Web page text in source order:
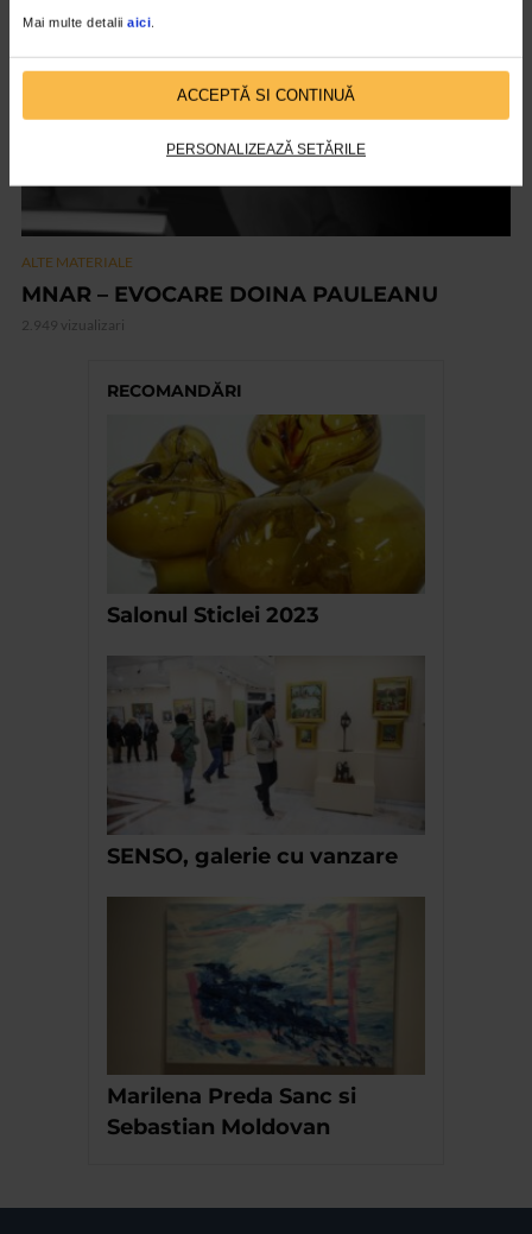
Mai multe detalii aici
ACCEPTĂ SI CONTINUĂ
PERSONALIZEAZĂ SETĂRILE
ALTE MATERIALE
MNAR – EVOCARE DOINA PAULEANU
2.949 vizualizari
RECOMANDĂRI
Salonul Sticlei 2023
SENSO, galerie cu vanzare
Marilena Preda Sanc si
Sebastian Moldovan